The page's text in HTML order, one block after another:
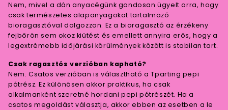
Nem, mivel a dán anyacégünk gondosan ügyelt arra, hogy
csak természetes alapanyagokat tartalmazó
bioragasztóval dolgozzon. Ez a bioragasztó az érzékeny
fejbőrön sem okoz kiütést és emellett annyira erős, hogy a
legextrémebb időjárási körülmények között is stabilan tart.
Csak ragasztós verzióban kapható?
Nem. Csatos verzióban is választható a Tparting pepi
pótrész. Ez különösen akkor praktikus, ha csak
alkalmanként szeretné hordani pepi pótrészét. Ha a
csatos megoldást választja, akkor ebben az esetben a le